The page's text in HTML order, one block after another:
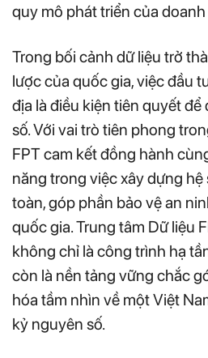
quy mô phát triển của
Trong bối cảnh dữ liệu trở
lược của quốc gia, việc đầu
địa là điều kiện tiên quyết
số. Với vai trò tiên phong
FPT cam kết đồng hành
năng trong việc xây dựng hệ
toàn, góp phần bảo vệ an
quốc gia. Trung tâm Dữ liệu
không chỉ là công trình hạ
còn là nền tảng vững chắc
hóa tầm nhìn về một Việt
kỷ nguyên số.